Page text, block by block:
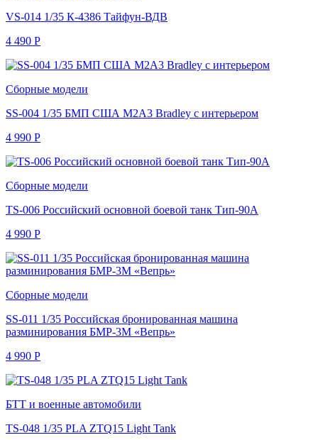
VS-014 1/35 К-4386 Тайфун-ВДВ
4 490 Р
Сборные модели
SS-004 1/35 БМП США M2A3 Bradley с интерьером
4 990 Р
Сборные модели
TS-006 Российский основной боевой танк Тип-90А
4 990 Р
Сборные модели
SS-011 1/35 Российская бронированная машина
разминирования БМР-3М «Вепрь»
4 990 Р
БТТ и военные автомобили
TS-048 1/35 PLA ZTQ15 Light Tank